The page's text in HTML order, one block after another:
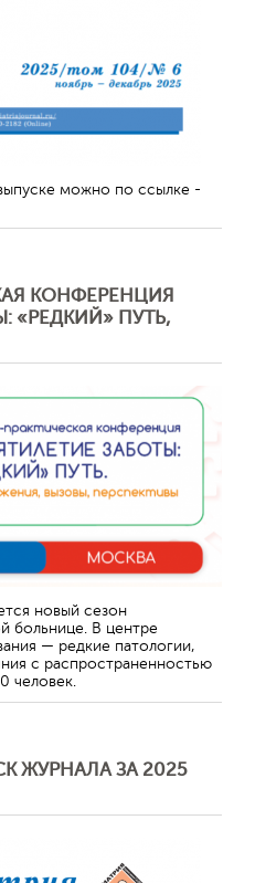
можно по ссылке -
КОНФЕРЕНЦИЯ
«РЕДКИЙ» ПУТЬ,
новый сезон
больнице. В центре
— редкие патологии,
с распространенностью
человек.
ЖУРНАЛА ЗА 2025